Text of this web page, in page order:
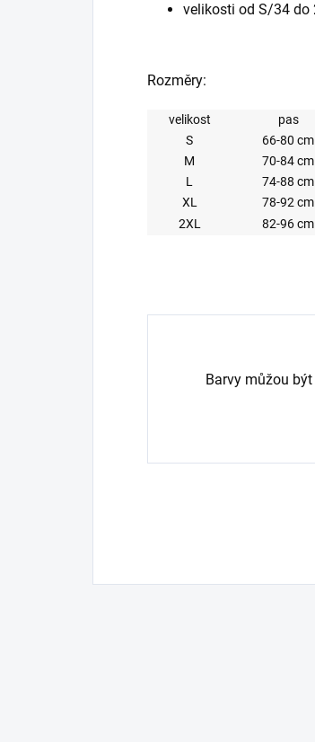
velikosti od S/34 do
Rozměry:
velikost pas
S
66-80 cm
M
70-84 cm
L
74-88 cm
XL
78-92 cm
2XL
82-96 cm
Barvy můžou